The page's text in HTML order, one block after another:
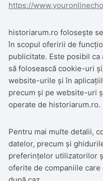
https://
historiarum.ro folosește
în scopul oferirii de
publicitate. Este posibil
să folosească cookie-uri
website-urile și în
precum și pe website-uri
operate de historiarum.ro.
Pentru mai multe detalii,
datelor, precum și
preferințelor utilizatorilor
oferite de companiile